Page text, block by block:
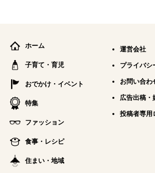
ホーム
子育て・育児
おでかけ・イベント
特集
ファッション
食事・レシピ
住まい・地域
運営会社
プライバシ
お問い合わ
広告出稿・
投稿者専用